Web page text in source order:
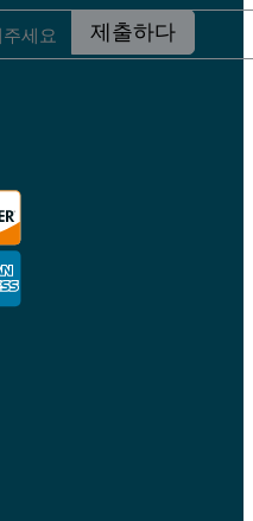
제출하다